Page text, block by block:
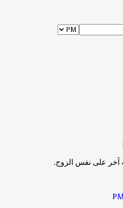
آخر على نفس الزوج.